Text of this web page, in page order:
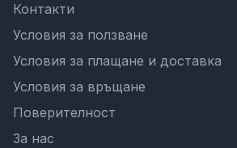
Контакти
Условия за ползване
Условия за плащане и доставка
Условия за връщане
Поверителност
За нас